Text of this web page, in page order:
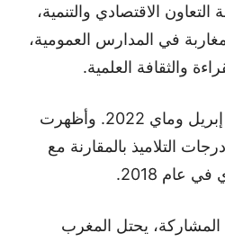
التعاون الاقتصادي والتنمية،
في المدارس العمومية،
والثقافة العلمية.
أجري هذا الاستطلاع في إبريل وماي 2022. وأظهرت
التلاميذ بالمقارنة مع
عام 2018.
وفي تصنيف الدول الـ 81 المشاركة، يحتل المغرب